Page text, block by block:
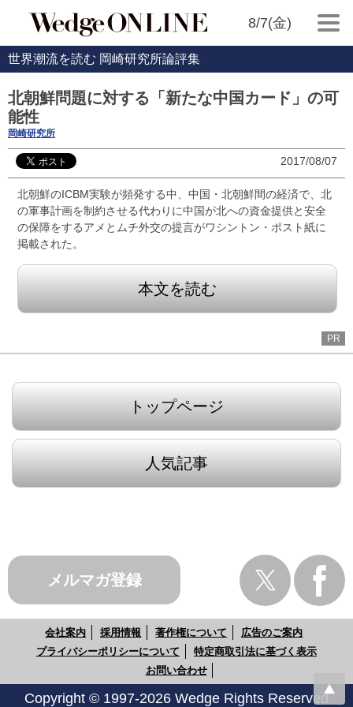
8/7(金)
世界潮流を読む 岡崎研究所論評集
北朝鮮問題に対する「新たな中国カード」の可
能性
岡崎研究所
2017/08/07
北朝鮮のICBM実験が頻発する中、中国・北朝鮮間の経済で、北
の軍事計画を制約させる代わりに中国が北への資金提供と安全
の保障をするアメとムチ外交の提言がワシントン・ポスト紙に
掲載された。
本文を読む
PR
トップページ
人気記事
メルマガ登録
会社案内 採用情報 著作権について
広告のご案内
プライバシーポリシーについて
特定商取引法に基づく表示
お問い合わせ
Copyright © 1997-2026 Wedge Rights Reserved